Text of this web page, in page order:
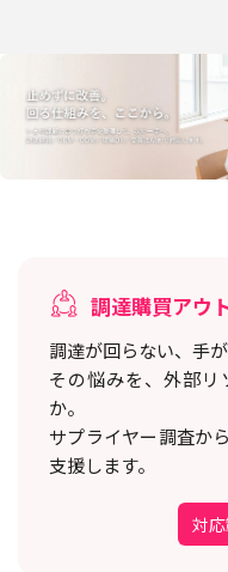
調達購買アウ
調達が回らない、手が
その悩みを、外部リ
か。
サプライヤー調査か
支援します。
対